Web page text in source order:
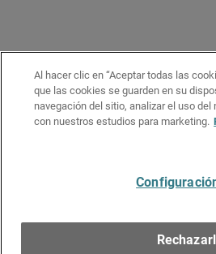
Al hacer clic en “Aceptar todas las
que las cookies se guarden en su
navegación del sitio, analizar el uso del
con nuestros estudios para marketing.